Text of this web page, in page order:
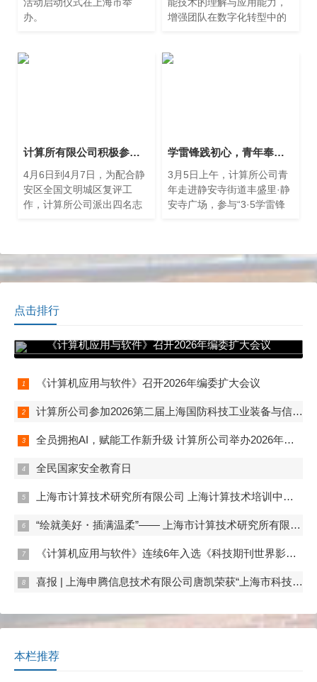
办。
增强团队在数字化转型中的
了一场题为《DeepSeek介绍
计算所有限公司积极参与静安区全国文明城区创建工作
4月6日到4月7日，为配合静
安区全国文明城区复评工
作，计算所公司派出四名志
学雷锋践初心，青年奉献展担当
3月5日上午，计算所公司青
年走进静安寺街道丰盛里·静
安寺广场，参与“3·5学雷锋
点击排行
《计算机应用与软件》召开2026年编委扩大会议
《计算机应用与软件》召开2026年编委扩大会议
计算所公司参加2026第二届上海国防科技工业装备与信息技术博览会
全员拥抱AI，赋能工作新升级 计算所公司举办2026年度“马力全开AI赋能”开题答辩
全民国家安全教育日
上海市计算技术研究所有限公司 上海计算技术培训中心 首期数字化管理师（初级）培训班正式开班
“绘就美好・插满温柔”—— 上海市计算技术研究所有限公司妇委组织开展女职工春日活动
《计算机应用与软件》连续6年入选《科技期刊世界影响力指数(WJCI)报告》
喜报 | 上海申腾信息技术有限公司唐凯荣获“上海市科技系统三八红旗手”称号
本栏推荐
上海市计算技术研究所有限公司与中国职业安全